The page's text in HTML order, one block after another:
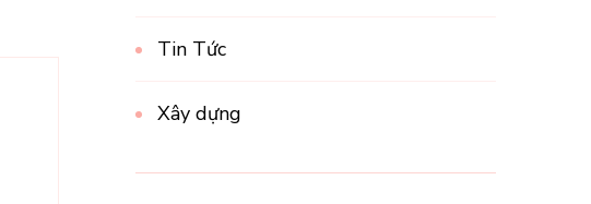
Tin Tức
Xây dựng